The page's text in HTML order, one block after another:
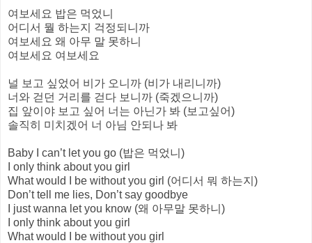
여보세요 밥은 먹었니
어디서 뭘 하는지 걱정되니까
여보세요 왜 아무 말 못하니
여보세요 여보세요
널 보고 싶었어 비가 오니까 (비가 내리니까)
너와 걷던 거리를 걷다 보니까 (죽겠으니까)
집 앞이야 보고 싶어 너는 아닌가 봐 (보고싶어)
솔직히 미치겠어 너 아님 안되나 봐
Baby I can’t let you go (밥은 먹었니)
I only think about you girl
What would I be without you girl (어디서 뭐 하는지)
Don’t tell me lies, Don’t say goodbye
I just wanna let you know (왜 아무말 못하니)
I only think about you girl
What would I be without you girl